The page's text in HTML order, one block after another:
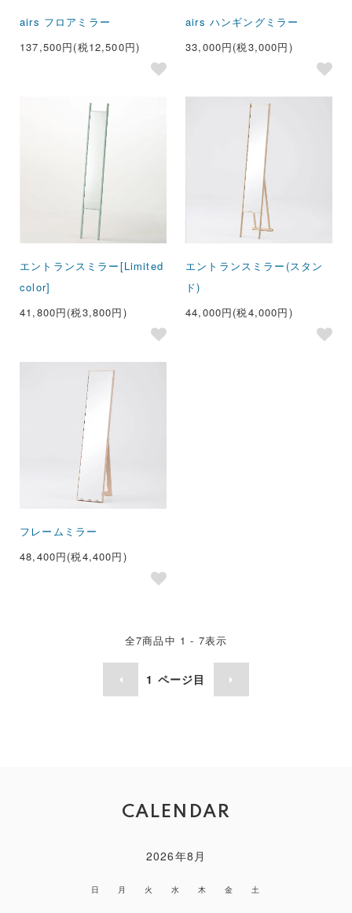
airs フロアミラー
137,500円(税12,500円)
airs ハンギングミラー
33,000円(税3,000円)
エントランスミラー[Limited
color]
41,800円(税3,800円)
エントランスミラー(スタン
ド)
44,000円(税4,000円)
フレームミラー
48,400円(税4,400円)
全7商品中 1 - 7表示
1 ページ目
CALENDAR
2026年8月
日 月 火 水 木 金 土